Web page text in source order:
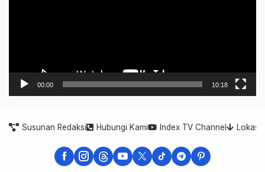
00:00 10:18
Susunan Redaksi Hubungi Kami Index TV Channel Lokasi